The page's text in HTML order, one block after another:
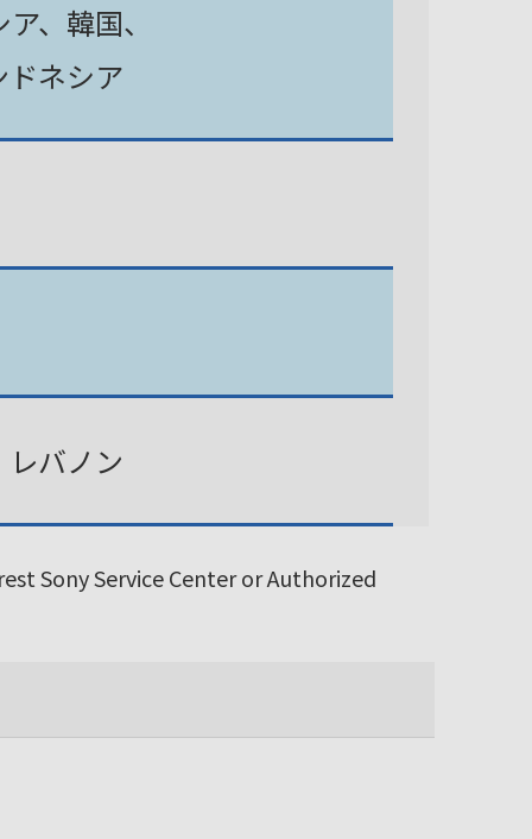
、韓国、
ネシア
バノン
Sony Service Center or Authorized